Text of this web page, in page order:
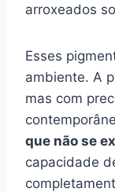
arroxeados
Esses
ambiente. A
mas com
que não se
capacidade